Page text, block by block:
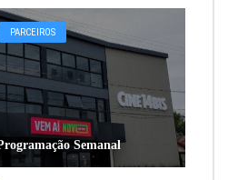
PARCEIROS
Semanal